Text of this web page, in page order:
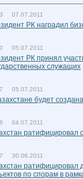
07.07.2011
РК наградил
05.07.2011
РК принял
служащих
05.07.2011
будет
04.07.2011
30.06.2011
по спорам в